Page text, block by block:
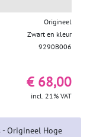
Origineel
Zwart en kleur
9290B006
€ 68,00
incl. 21% VAT
- Origineel Hoge